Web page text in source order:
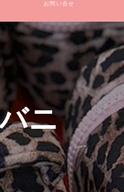
お問い合せ
ニ